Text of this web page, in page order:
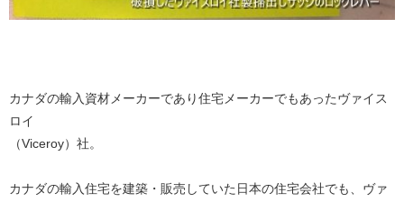
カナダの輸入資材メーカーであり住宅メーカーでもあったヴァイス
ロイ
（Viceroy）社。
カナダの輸入住宅を建築・販売していた日本の住宅会社でも、ヴァ